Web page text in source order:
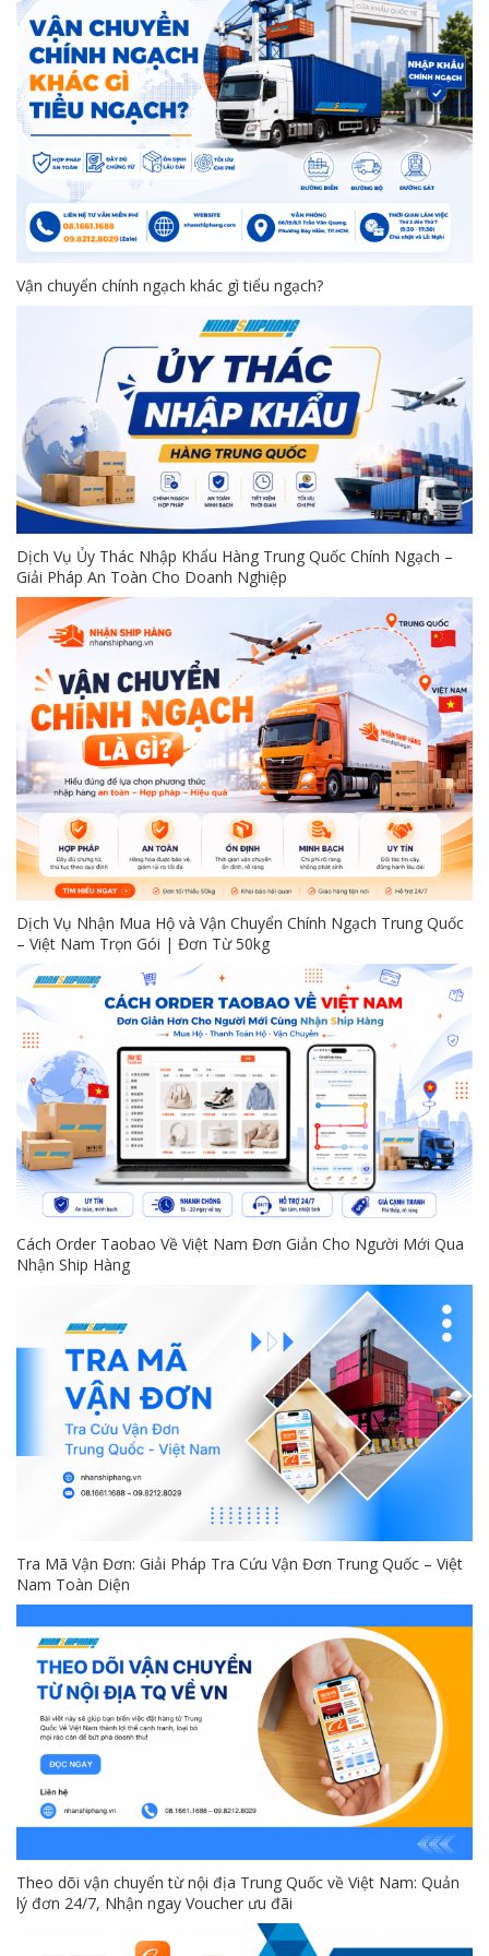
Vận chuyển chính ngạch khác gì tiểu ngạch?
Dịch Vụ Ủy Thác Nhập Khẩu Hàng Trung Quốc Chính Ngạch –
Giải Pháp An Toàn Cho Doanh Nghiệp
Dịch Vụ Nhận Mua Hộ và Vận Chuyển Chính Ngạch Trung Quốc
– Việt Nam Trọn Gói | Đơn Từ 50kg
Cách Order Taobao Về Việt Nam Đơn Giản Cho Người Mới Qua
Nhận Ship Hàng
Tra Mã Vận Đơn: Giải Pháp Tra Cứu Vận Đơn Trung Quốc – Việt
Nam Toàn Diện
Theo dõi vận chuyển từ nội địa Trung Quốc về Việt Nam: Quản
lý đơn 24/7, Nhận ngay Voucher ưu đãi